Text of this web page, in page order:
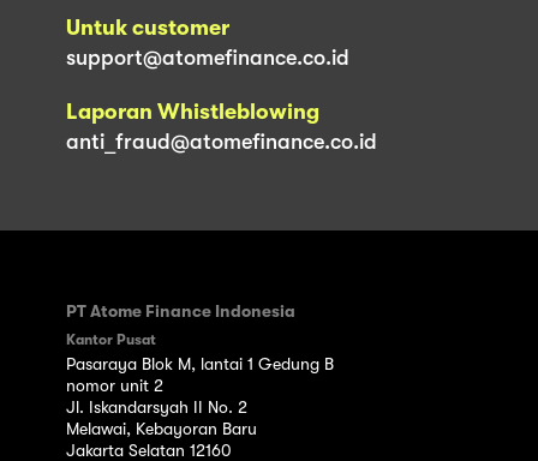
Untuk customer
support@atomefinance.co.id
Laporan Whistleblowing
anti_fraud@atomefinance.co.id
PT Atome Finance Indonesia
Kantor Pusat
Pasaraya Blok M, lantai 1 Gedung B
nomor unit 2
Jl. Iskandarsyah II No. 2
Melawai, Kebayoran Baru
Jakarta Selatan 12160